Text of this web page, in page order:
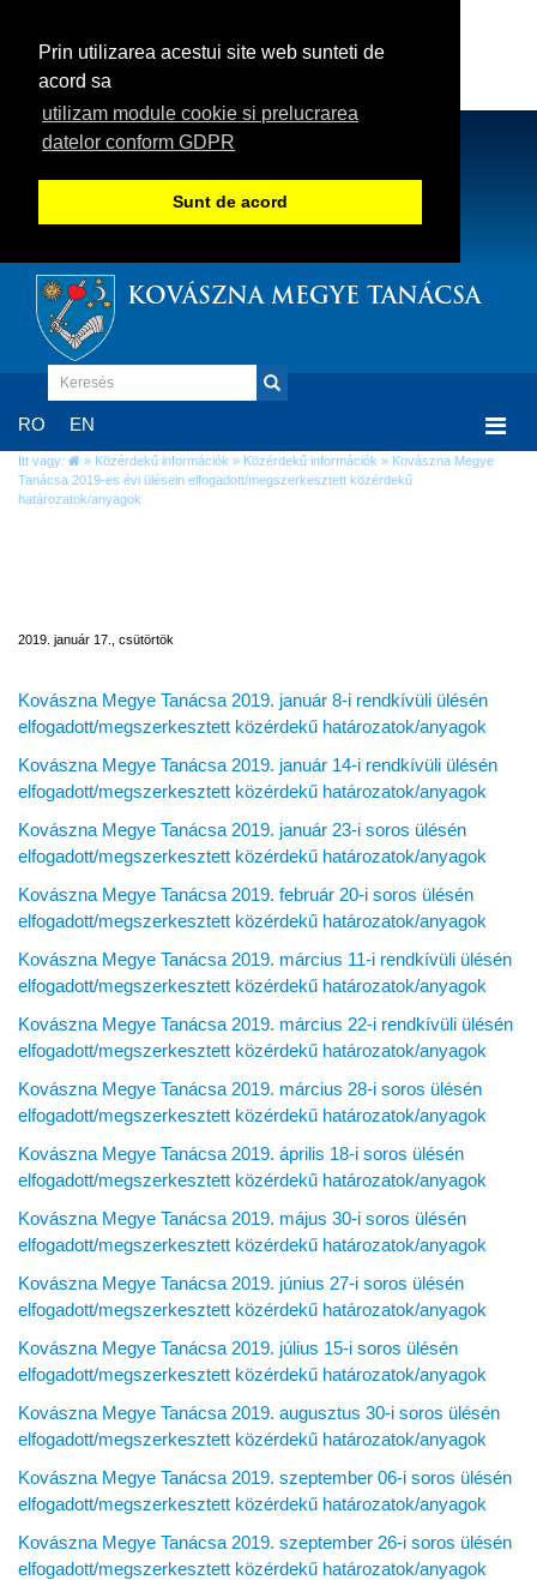
Prin utilizarea acestui site web sunteti de
acord sa
utilizam module cookie si prelucrarea
datelor conform GDPR
Sunt de acord
KOVÁSZNA MEGYE TANÁCSA
RO EN
Itt vagy: » Közérdekű információk » Közérdekű információk » Kovászna Megye
Tanácsa 2019-es évi ülésein elfogadott/megszerkesztett közérdekű
határozatok/anyagok
2019. január 17., csütörtök
Kovászna Megye Tanácsa 2019. január 8-i rendkívüli ülésén
elfogadott/megszerkesztett közérdekű határozatok/anyagok
Kovászna Megye Tanácsa 2019. január 14-i rendkívüli ülésén
elfogadott/megszerkesztett közérdekű határozatok/anyagok
Kovászna Megye Tanácsa 2019. január 23-i soros ülésén
elfogadott/megszerkesztett közérdekű határozatok/anyagok
Kovászna Megye Tanácsa 2019. február 20-i soros ülésén
elfogadott/megszerkesztett közérdekű határozatok/anyagok
Kovászna Megye Tanácsa 2019. március 11-i rendkívüli ülésén
elfogadott/megszerkesztett közérdekű határozatok/anyagok
Kovászna Megye Tanácsa 2019. március 22-i rendkívüli ülésén
elfogadott/megszerkesztett közérdekű határozatok/anyagok
Kovászna Megye Tanácsa 2019. március 28-i soros ülésén
elfogadott/megszerkesztett közérdekű határozatok/anyagok
Kovászna Megye Tanácsa 2019. április 18-i soros ülésén
elfogadott/megszerkesztett közérdekű határozatok/anyagok
Kovászna Megye Tanácsa 2019. május 30-i soros ülésén
elfogadott/megszerkesztett közérdekű határozatok/anyagok
Kovászna Megye Tanácsa 2019. június 27-i soros ülésén
elfogadott/megszerkesztett közérdekű határozatok/anyagok
Kovászna Megye Tanácsa 2019. július 15-i soros ülésén
elfogadott/megszerkesztett közérdekű határozatok/anyagok
Kovászna Megye Tanácsa 2019. augusztus 30-i soros ülésén
elfogadott/megszerkesztett közérdekű határozatok/anyagok
Kovászna Megye Tanácsa 2019. szeptember 06-i soros ülésén
elfogadott/megszerkesztett közérdekű határozatok/anyagok
Kovászna Megye Tanácsa 2019. szeptember 26-i soros ülésén
elfogadott/megszerkesztett közérdekű határozatok/anyagok